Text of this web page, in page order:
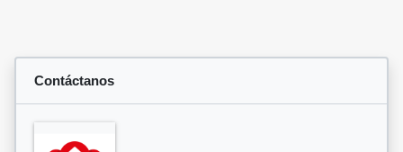
Contáctanos